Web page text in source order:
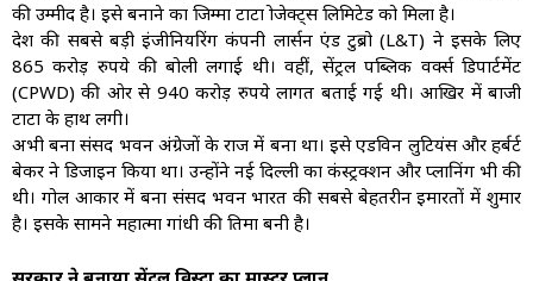
की उम्मीद है। इसे बनाने का जिम्मा टाटा प्रोजेक्ट्स लिमिटेड को मिला है।
देश की सबसे बड़ी इंजीनियरिंग कंपनी लार्सन एंड टुब्रो (L&T) ने इसके लिए
865 करोड़ रुपये की बोली लगाई थी। वहीं, सेंट्रल पब्लिक वर्क्स डिपार्टमेंट
(CPWD) की ओर से 940 करोड़ रुपये लागत बताई गई थी। आखिर में बाजी
टाटा के हाथ लगी।
अभी बना संसद भवन अंग्रेजों के राज में बना था। इसे एडविन लुटियंस और हर्बर्ट
बेकर ने डिजाइन किया था। उन्होंने नई दिल्ली का कंस्ट्रक्शन और प्लानिंग भी की
थी। गोल आकार में बना संसद भवन भारत की सबसे बेहतरीन इमारतों में शुमार
है। इसके सामने महात्मा गांधी की प्रतिमा बनी है। ​​​
सरकार ने बनाया सेंट्रल विस्टा का मास्टर प्लान